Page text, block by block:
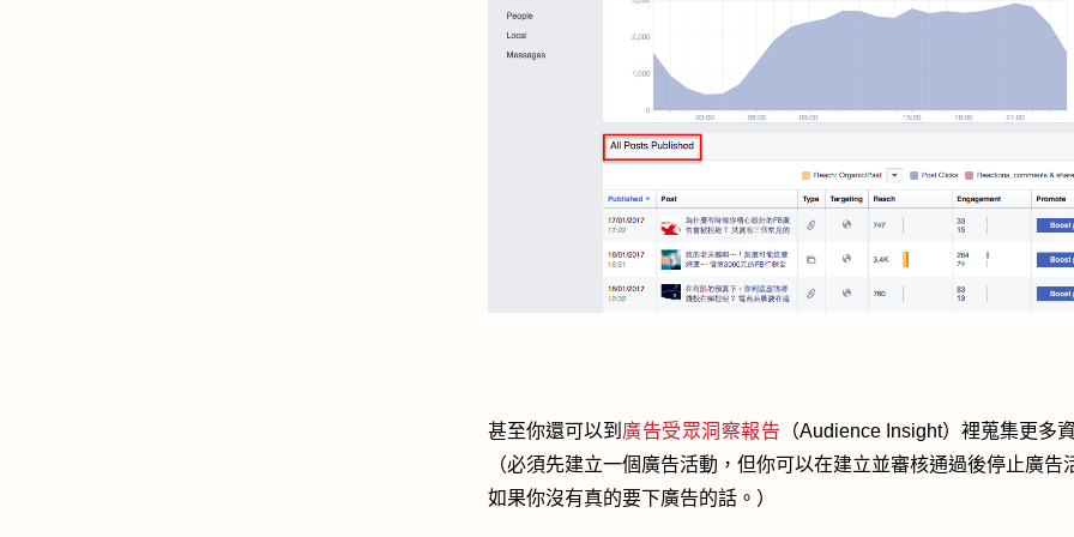
甚至你還可以到 廣告受眾洞察報告 （Audience Insight）裡蒐集更多
（必須先建立一個廣告活動，但你可以在建立並審核通過後停止廣告
如果你沒有真的要下廣告的話。）